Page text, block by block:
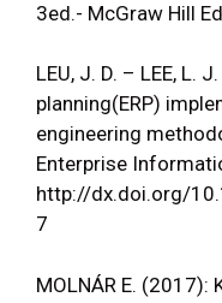
3ed.- McGraw Hill
LEU, J. D. – LEE, L.
planning(ERP)
engineering
Enterprise
http://dx.doi.org/
7
MOLNÁR E.